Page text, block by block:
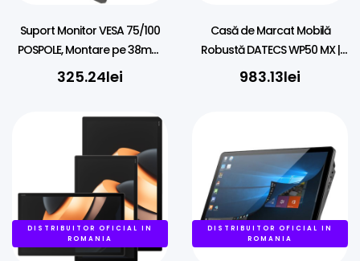
Suport Monitor VESA 75/100
POSPOLE, Montare pe 38mm,
Balama cu Fricțiune
325.24lei
Casă de Marcat Mobilă
Robustă DATECS WP50 MX |
GPRS, Acumulator
983.13lei
DISTRIBUITOR OFICIAL IN
ROMANIA
DISTRIBUITOR OFICIAL IN
ROMANIA